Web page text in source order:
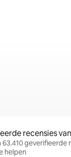
recensies
63.410 geverifieerde
helpen